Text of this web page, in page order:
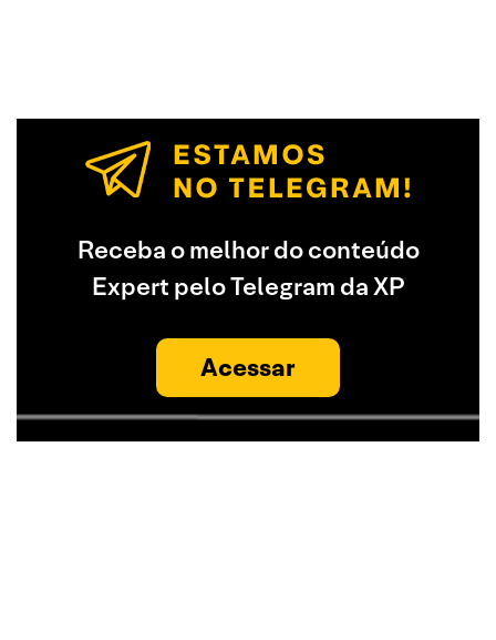
Receba o melhor do conteúdo
Expert pelo Telegram da XP
Acessar